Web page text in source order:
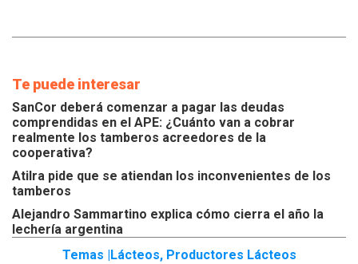
Te puede interesar
SanCor deberá comenzar a pagar las deudas
comprendidas en el APE: ¿Cuánto van a cobrar
realmente los tamberos acreedores de la
cooperativa?
Atilra pide que se atiendan los inconvenientes de los
tamberos
Alejandro Sammartino explica cómo cierra el año la
lechería argentina
Temas |
Lácteos, Productores Lácteos